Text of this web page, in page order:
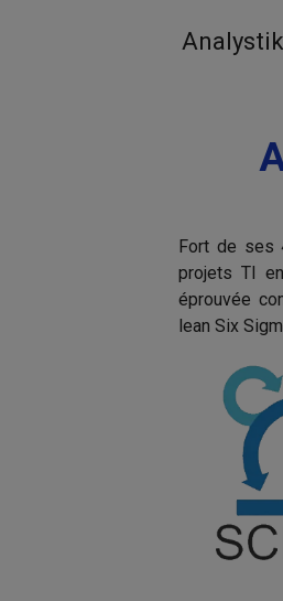
Fort de ses
projets TI
éprouvée
lean Six